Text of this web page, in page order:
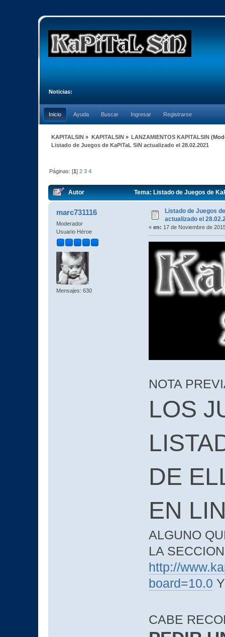
Noticias:
Inicio Ayuda Buscar Ingresar Registrarse
KAPITALSIN » KAPITALSIN» LANZAMIENTOS KAPITALSIN
Listado de Juegos de KaPiTaL SiN actualizado el 28.02.2021
Páginas: [1]2 3 4
Autor Tema: Listado de Juegos de
marc731116
Moderador
Usuario Héroe
Mensajes: 630
Listado de Juegos
actualizado el
« en: 17 de Noviembre de
NOTA
LOS
DE
EN
ALGUNO
LA
http://
board=10.0
CABE